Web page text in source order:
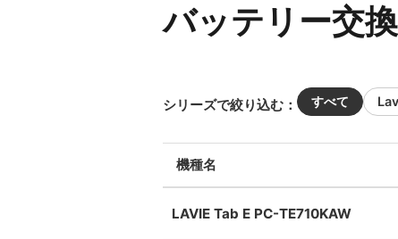
バッテリー交換
シリーズで絞り込む： すべて
機種名
LAVIE Tab E PC-TE710KAW